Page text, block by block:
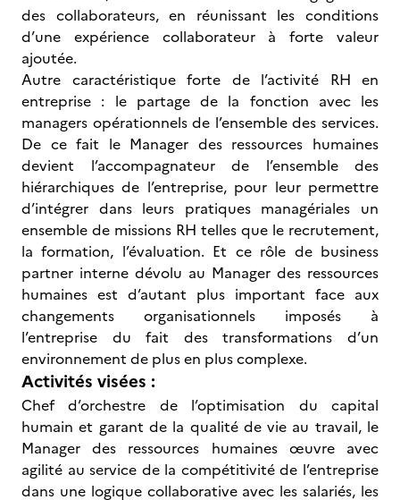
des collaborateurs, en réunissant les conditions
d’une expérience collaborateur à forte valeur
ajoutée.
Autre caractéristique forte de l’activité RH en
entreprise : le partage de la fonction avec les
managers opérationnels de l’ensemble des services.
De ce fait le Manager des ressources humaines
devient l’accompagnateur de l’ensemble des
hiérarchiques de l’entreprise, pour leur permettre
d’intégrer dans leurs pratiques managériales un
ensemble de missions RH telles que le recrutement,
la formation, l’évaluation. Et ce rôle de business
partner interne dévolu au Manager des ressources
humaines est d’autant plus important face aux
changements organisationnels imposés à
l’entreprise du fait des transformations d’un
environnement de plus en plus complexe.
Activités visées :
Chef d’orchestre de l’optimisation du capital
humain et garant de la qualité de vie au travail, le
Manager des ressources humaines œuvre avec
agilité au service de la compétitivité de l’entreprise
dans une logique collaborative avec les salariés, les